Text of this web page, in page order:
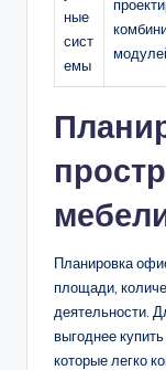
ные
сист
емы
Планировка
площади,
деятельности.
выгоднее
которые легко